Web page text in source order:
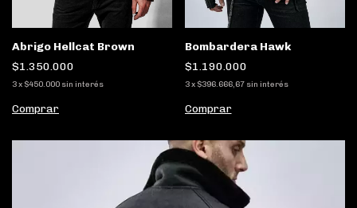
Abrigo Hellcat Brown
$1.350.000
3x $450.000 sin interés
Comprar
Bombardera Hawk
$1.190.000
3 x $396.666,67 sin interés
Comprar